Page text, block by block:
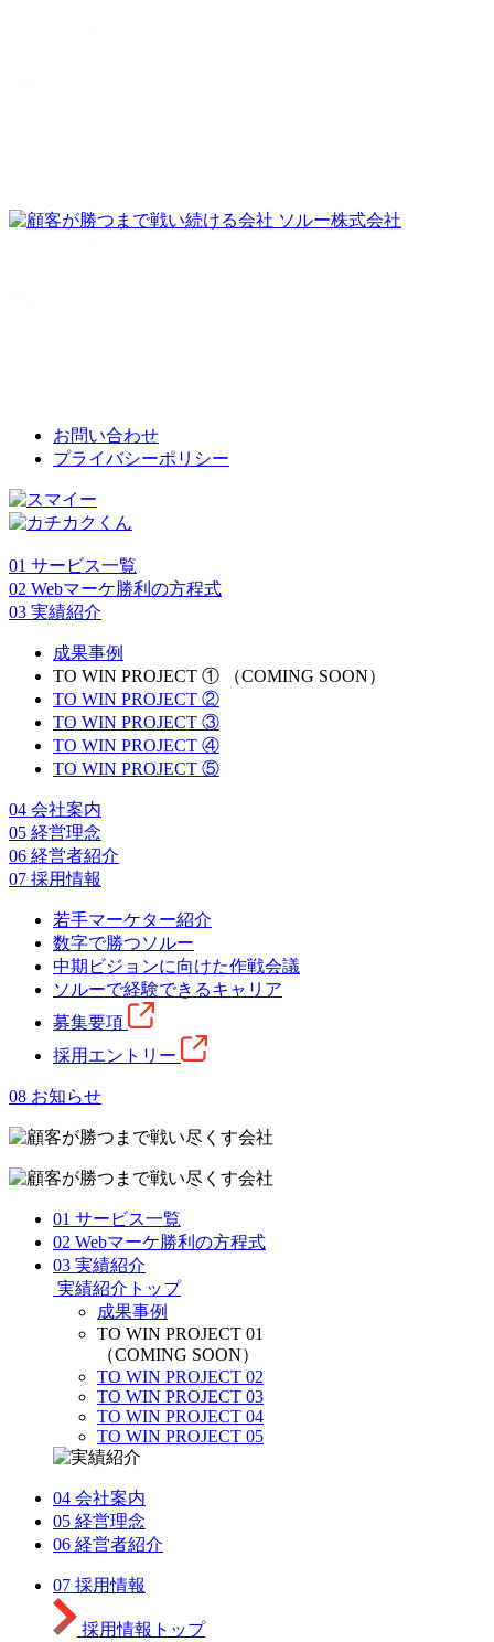
お問い合わせ
プライバシーポリシー
01 サービス一覧
02 Webマーケ勝利の方程式
03 実績紹介
成果事例
TO WIN PROJECT ① （COMING SOON）
TO WIN PROJECT ②
TO WIN PROJECT ③
TO WIN PROJECT ④
TO WIN PROJECT ⑤
04 会社案内
05 経営理念
06 経営者紹介
07 採用情報
若手マーケター紹介
数字で勝つソルー
中期ビジョンに向けた作戦会議
ソルーで経験できるキャリア
募集要項
採用エントリー
08 お知らせ
01 サービス一覧
02 Webマーケ勝利の方程式
03 実績紹介
実績紹介トップ
成果事例
TO WIN PROJECT 01
（COMING SOON）
TO WIN PROJECT 02
TO WIN PROJECT 03
TO WIN PROJECT 04
TO WIN PROJECT 05
04 会社案内
05 経営理念
06 経営者紹介
07 採用情報
採用情報トップ